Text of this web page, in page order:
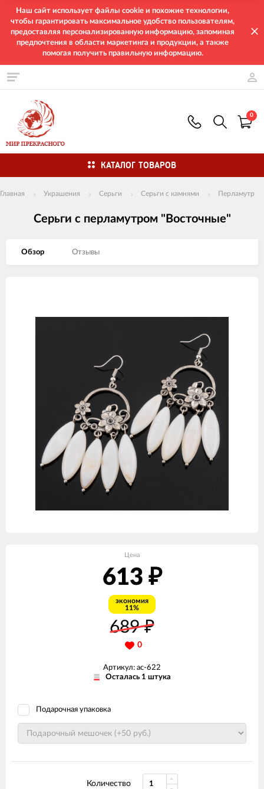
Наш сайт использует файлы cookie и похожие технологии,
чтобы гарантировать максимальное удобство пользователям,
предоставляя персонализированную информацию, запоминая
предпочтения в области маркетинга и продукции, а также
помогая получить правильную информацию.
0
КАТАЛОГ ТОВАРОВ
Главная Украшения Серьги Серьги с камнями Перламутр
Серьги с перламутром "Восточные"
Обзор Отзывы
Цена
613 ₽
экономия
11%
689₽
0
Артикул: ас-622
Осталась 1 штука
Подарочная упаковка
Количество